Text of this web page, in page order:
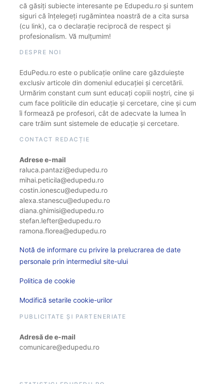
că găsiți subiecte interesante pe Edupedu.ro și suntem
siguri că înțelegeți rugămintea noastră de a cita sursa
(cu link), ca o declarație reciprocă de respect și
profesionalism. Vă mulțumim!
DESPRE NOI
EduPedu.ro este o publicație online care găzduiește
exclusiv articole din domeniul educației și cercetării.
Urmărim constant cum sunt educați copiii noștri, cine și
cum face politicile din educație și cercetare, cine și cum
îi formează pe profesori, cât de adecvate la lumea în
care trăim sunt sistemele de educație și cercetare.
CONTACT REDACȚIE
Adrese e-mail
raluca.pantazi@edupedu.ro
mihai.peticila@edupedu.ro
costin.ionescu@edupedu.ro
alexa.stanescu@edupedu.ro
diana.ghimisi@edupedu.ro
stefan.lefter@edupedu.ro
ramona.florea@edupedu.ro
Notă de informare cu privire la prelucrarea de date
personale prin intermediul site-ului
Politica de cookie
Modifică setarile cookie-urilor
PUBLICITATE ȘI PARTENERIATE
Adresă de e-mail
comunicare@edupedu.ro